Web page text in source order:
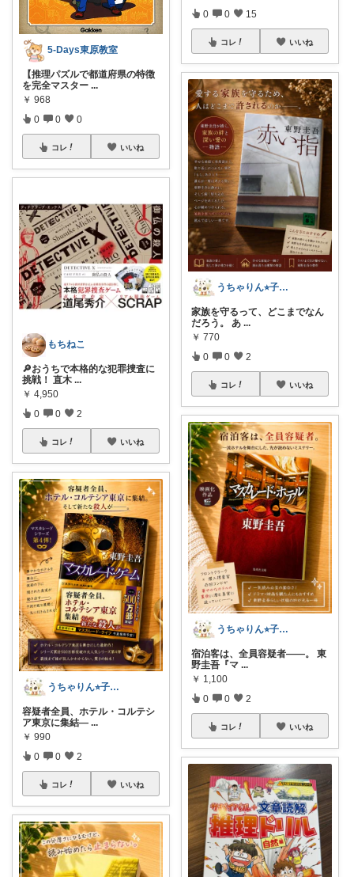
5-Days東原教室
【推理パズルで都道府県の特徴
を完全マスター ...
￥ 968
0 0 0
コレ いいね
もちねこ
🔎おうちで本格的な犯罪捜査に
挑戦！ 直木 ...
￥ 4,950
0 0 2
コレ いいね
うちゃりん⭐︎子育て・読書・おすすめ
容疑者全員、ホテル・コルテシ
ア東京に集結— ...
￥ 990
0 0 2
コレ いいね
0 0 15
コレ いいね
うちゃりん⭐︎子育て・読書・おすすめ
家族を守るって、どこまでなん
だろう。 あ ...
￥ 770
0 0 2
コレ いいね
うちゃりん⭐︎子育て・読書・おすすめ
宿泊客は、全員容疑者——。 東
野圭吾『マ ...
￥ 1,100
0 0 2
コレ いいね